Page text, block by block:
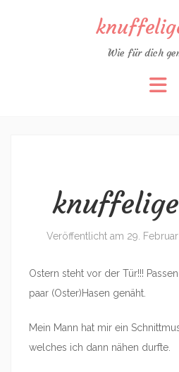
Wie für dich
Veröffentlicht am 29.
Ostern steht vor der Tür!!!
paar (Oster)Hasen genäht.
Mein Mann hat mir ein
welches ich dann nähen durfte.